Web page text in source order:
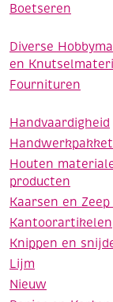
Boetseren
Diverse
en
Fournituren
Handvaardigheid
Houten
producten
Kaarsen en
Kantoorartikelen
Knippen en
Lijm
Nieuw